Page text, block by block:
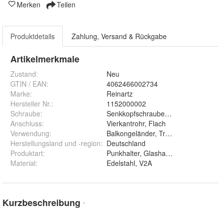
Merken Teilen
Produktdetails Zahlung, Versand & Rückgabe
Artikelmerkmale
Zustand:
Neu
GTIN / EAN:
4062466002734
Marke:
Reinartz
Hersteller Nr.:
1152000002
Schraube:
Senkkopfschraube M10 x 50
Anschluss:
Vierkantrohr, Flach
Verwendung:
Balkongeländer, Treppengeländer
Herstellungsland und -region: Deutschland
Produktart:
Punkhalter, Glashalter,
Material: Edelstahl, V2A
Kurzbeschreibung *